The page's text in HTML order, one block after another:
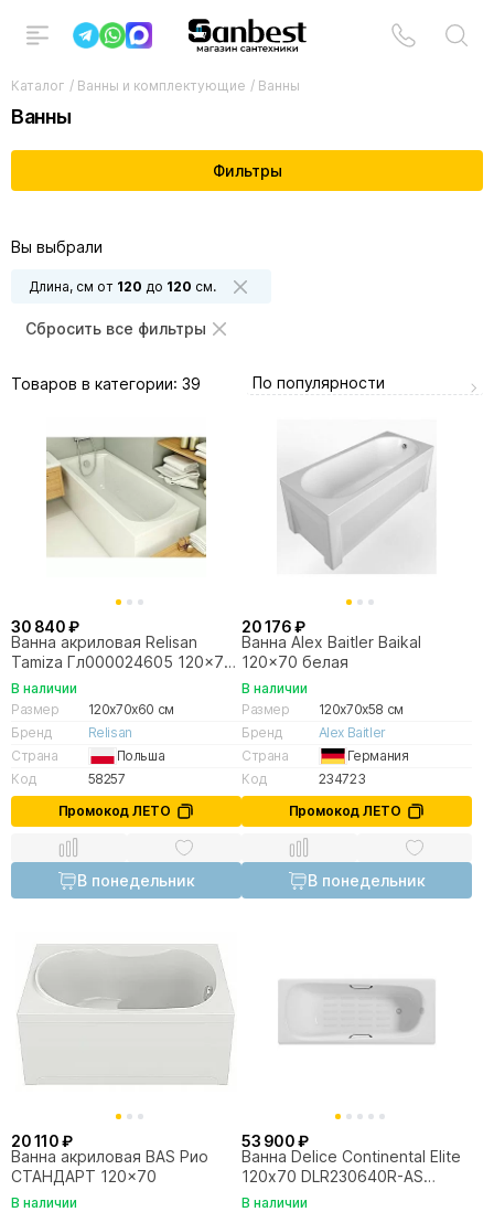
Каталог / Ванны и комплектующие / Ванны
Ванны
Фильтры
Вы выбрали
Длина, см от 120 до 120 см.
Сбросить все фильтры
Товаров в категории: 39 По популярности
30 840 ₽
Ванна акриловая Relisan
Tamiza Гл000024605 120x70
белая
В наличии
Размер
120x70x60 см
Бренд
Relisan
Страна
Польша
Код
58257
Промокод ЛЕТО
В понедельник
20 176 ₽
Ванна Alex Baitler Baikal
120x70 белая
В наличии
Размер
120x70x58 см
Бренд
Alex Baitler
Страна
Германия
Код
234723
Промокод ЛЕТО
В понедельник
20 110 ₽
Ванна акриловая BAS Рио
СТАНДАРТ 120x70
В наличии
53 900 ₽
Ванна Delice Continental Elite
120х70 DLR230640R-AS
120х70 белая
В наличии